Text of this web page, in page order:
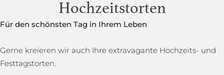
Hochzeitstorten
Für den schönsten Tag in Ihrem Leben
Gerne kreieren wir auch Ihre extravagante Hochzeits- und
Festtagstorten.